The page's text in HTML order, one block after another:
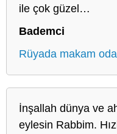
ile çok güzel…
Bademci
Rüyada makam
İnşallah dünya ve
eylesin Rabbim.